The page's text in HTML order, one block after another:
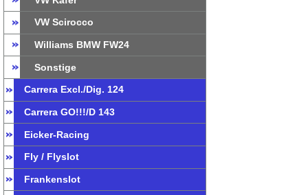
VW Scirocco
Williams BMW FW24
Sonstige
Carrera Excl./Dig. 124
Carrera GO!!!/D 143
Eicker-Racing
Fly / Flyslot
Frankenslot